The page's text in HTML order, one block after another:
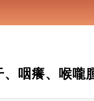
、咽癢、喉嚨